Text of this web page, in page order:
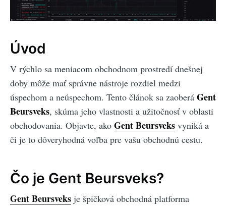
Úvod
V rýchlo sa meniacom obchodnom prostredí dnešnej
doby môže mať správne nástroje rozdiel medzi
úspechom a neúspechom. Tento článok sa zaoberá Gent
Beursveks, skúma jeho vlastnosti a užitočnosť v oblasti
obchodovania. Objavte, ako Gent Beursveks vyniká a
či je to dôveryhodná voľba pre vašu obchodnú cestu.
Čo je Gent Beursveks?
Gent Beursveks je špičková obchodná platforma